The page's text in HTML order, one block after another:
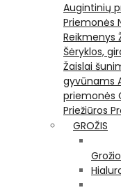
Augintinių
Priemonės
Reikmenys
Šėryklos,
Žaislai
gyvūnams
priemonės
Priežiūros
GROŽIS